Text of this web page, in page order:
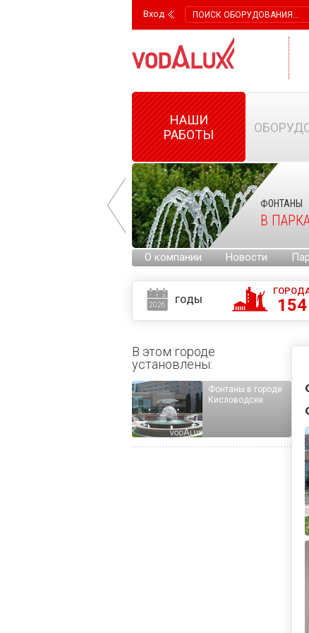
Вход
НАШИ
РАБОТЫ
НА ГОРОДСКИХ
ФОНТАНЫ
В
О компании Новости
2026 ГОДЫ 154
В этом городе
установлены:
Фонтаны в городе
Кисловодске